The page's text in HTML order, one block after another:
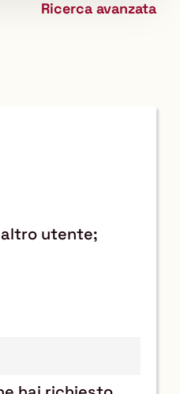
Ricerca avanzata
altro utente;